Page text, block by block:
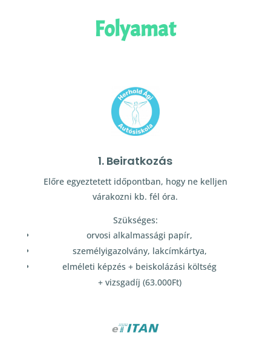
Folyamat
1. Beiratkozás
Előre egyeztetett időpontban, hogy ne kelljen
várakozni kb. fél óra.
Szükséges:
orvosi alkalmassági papír,
személyigazolvány, lakcímkártya,
elméleti képzés + beiskolázási költség
+ vizsgadíj (63.000Ft)